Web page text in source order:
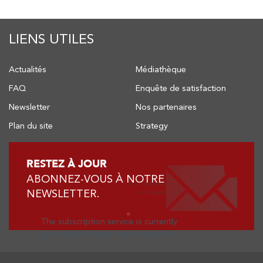
LIENS UTILES
Actualités
FAQ
Newsletter
Plan du site
Médiathèque
Enquête de satisfaction
Nos partenaires
Strategy
RESTEZ À JOUR
ABONNEZ-VOUS À NOTRE
NEWSLETTER.
The subscription service is currently